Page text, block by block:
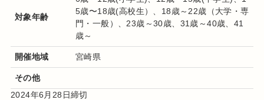
対象年齢
5歳〜18歳(高校生）、18歳～22歳（大学・専
門・一般）、23歳～30歳、31歳～40歳、41
歳～
開催地域 宮崎県
その他
2024年6月28日締切